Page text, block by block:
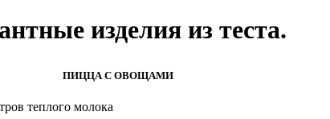
изделия из теста.
ПИЦЦА С ОВОЩАМИ
теплого молока